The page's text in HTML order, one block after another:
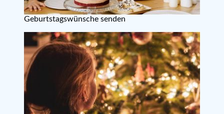
Geburtstagswünsche senden